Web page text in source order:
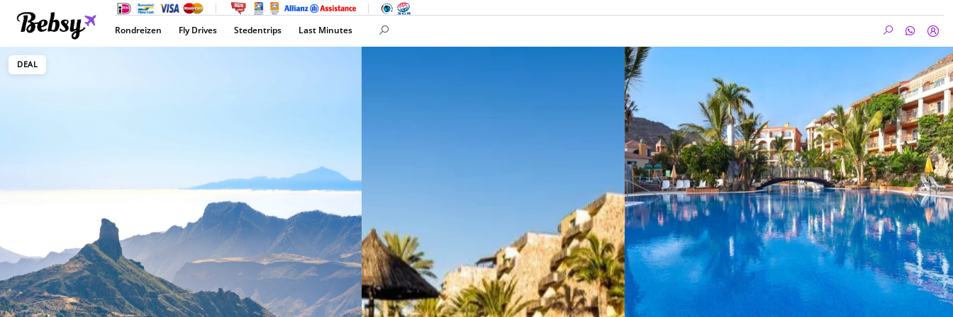
Rondreizen Fly Drives Stedentrips Last Minutes
DEAL